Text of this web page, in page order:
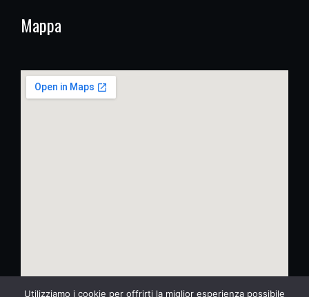
Mappa
Utilizziamo i cookie per offrirti la miglior esperienza possibile